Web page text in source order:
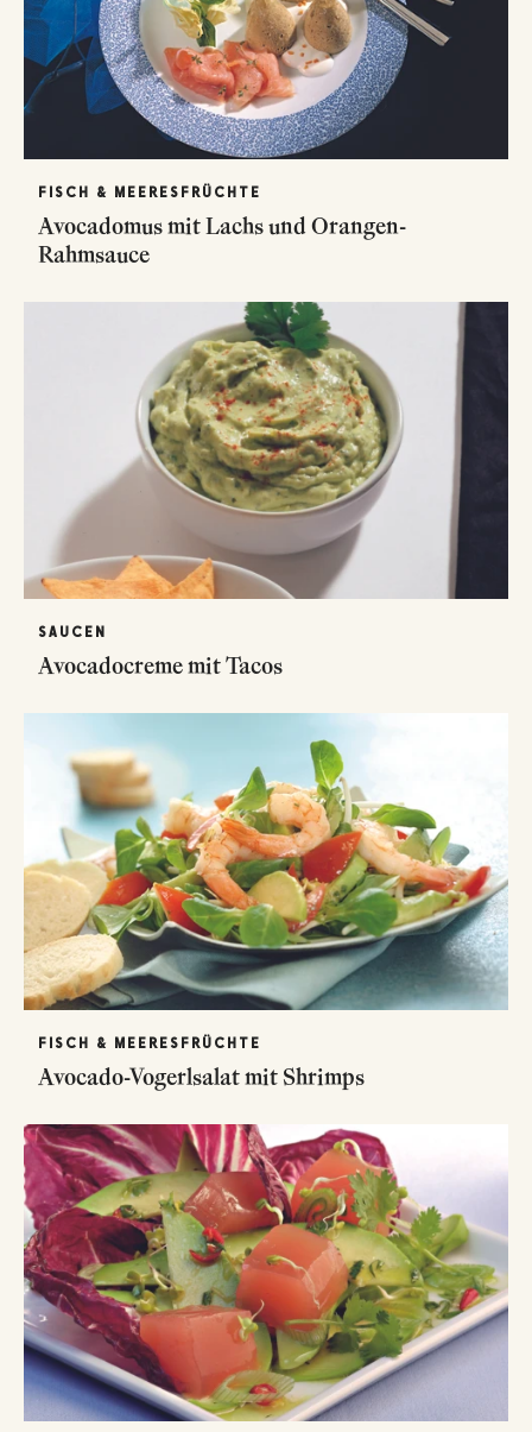
FISCH & MEERESFRÜCHTE
Avocadomus mit Lachs und Orangen-
Rahmsauce
SAUCEN
Avocadocreme mit Tacos
FISCH & MEERESFRÜCHTE
Avocado-Vogerlsalat mit Shrimps